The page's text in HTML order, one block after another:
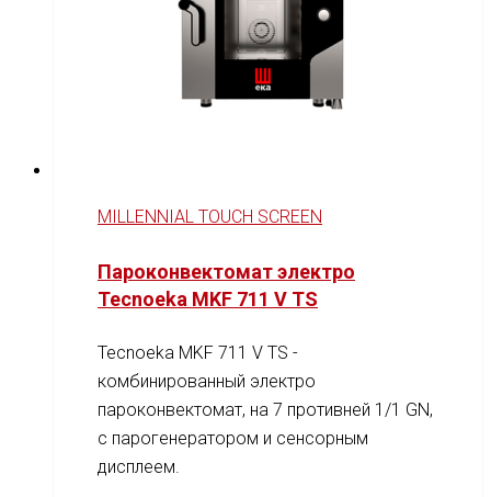
MILLENNIAL TOUCH SCREEN
Пароконвектомат электро
Tecnoeka MKF 711 V TS
Tecnoeka MKF 711 V TS -
комбинированный электро
пароконвектомат, на 7 противней 1/1 GN,
c парогенератором и сенсорным
дисплеем.